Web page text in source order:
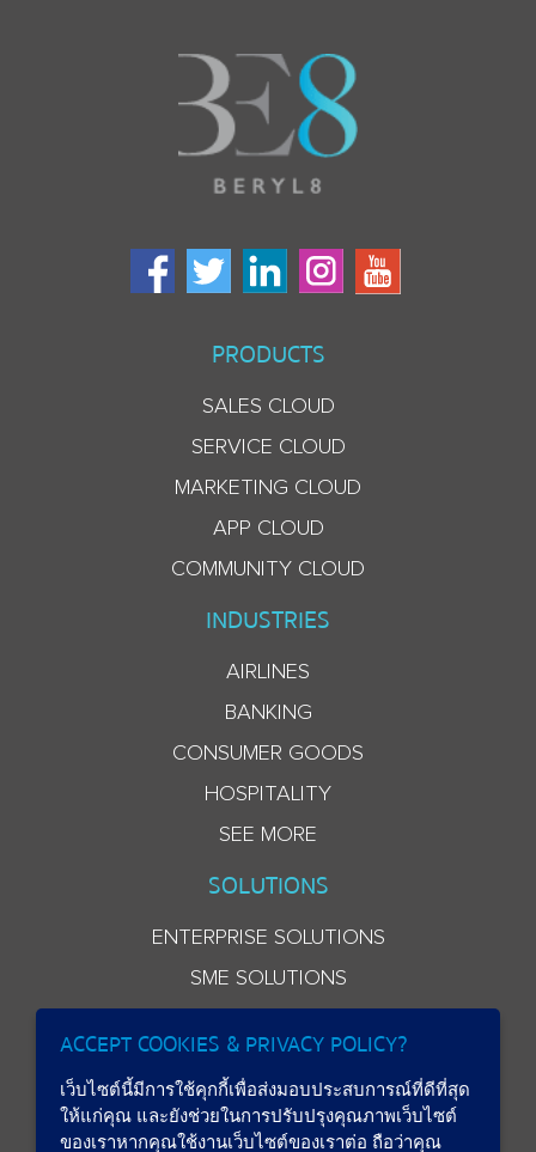
PRODUCTS
SALES CLOUD
SERVICE CLOUD
MARKETING CLOUD
APP CLOUD
COMMUNITY CLOUD
INDUSTRIES
AIRLINES
BANKING
CONSUMER GOODS
HOSPITALITY
SEE MORE
SOLUTIONS
ENTERPRISE SOLUTIONS
SME SOLUTIONS
ACCEPT COOKIES & PRIVACY POLICY?
เว็บไซต์นี้มีการใช้คุกกี้เพื่อส่งมอบประสบการณ์ที่ดีที่สุด
ให้แก่คุณ และยังช่วยในการปรับปรุงคุณภาพเว็บไซต์
ของเราหากคุณใช้งานเว็บไซต์ของเราต่อ ถือว่าคุณ